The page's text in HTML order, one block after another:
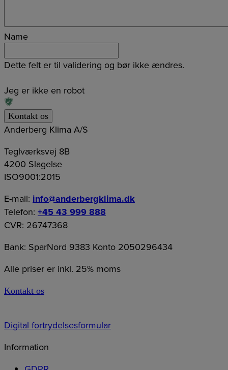
Name
Dette felt er til validering og bør ikke ændres.
Jeg er ikke en robot
Anderberg Klima A/S
Teglværksvej 8B
4200 Slagelse
ISO9001:2015
E-mail: info@anderbergklima.dk
Telefon: +45 43 999 888
CVR: 26747368
Bank: SparNord 9383 Konto 2050296434
Alle priser er inkl. 25% moms
Kontakt os
Digital fortrydelsesformular
Information